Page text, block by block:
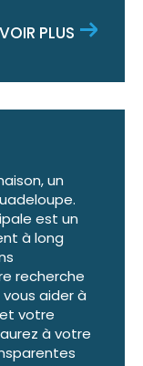
Nous
et autres
adaptée
proximité
à
de la
PLUS
un
est un
à long
recherche
aider à
votre
à votre